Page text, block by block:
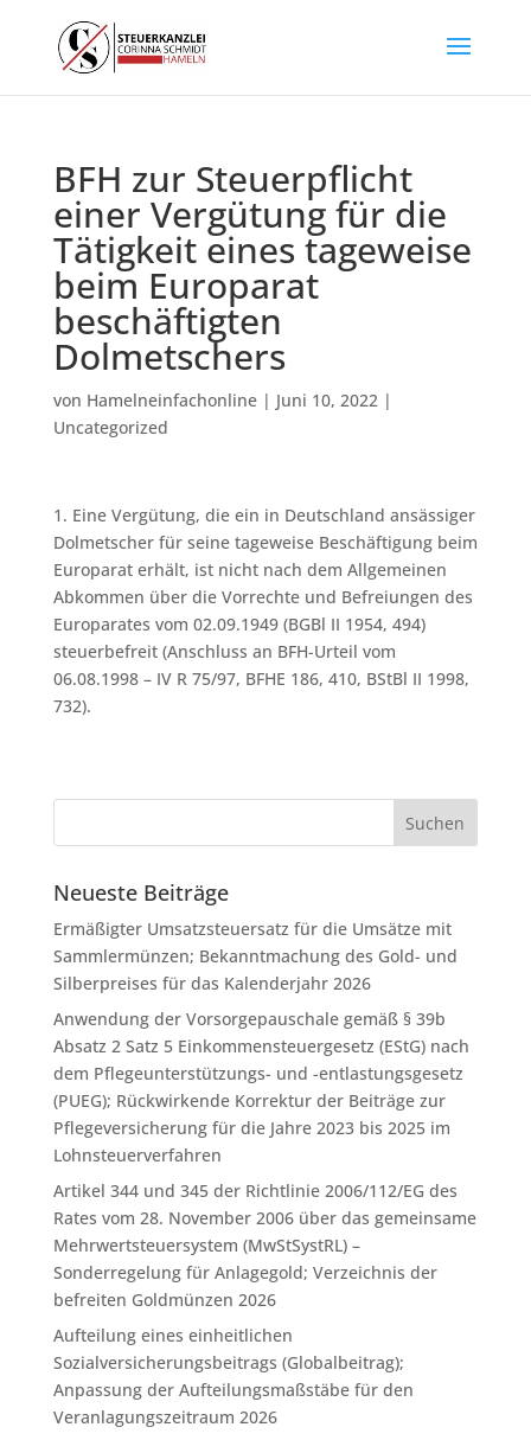
BFH zur Steuerpflicht
einer Vergütung für die
Tätigkeit eines tageweise
beim Europarat
beschäftigten
Dolmetschers
von Hamelneinfachonline| Juni 10, 2022|
Uncategorized
1. Eine Vergütung, die ein in Deutschland ansässiger
Dolmetscher für seine tageweise Beschäftigung beim
Europarat erhält, ist nicht nach dem Allgemeinen
Abkommen über die Vorrechte und Befreiungen des
Europarates vom 02.09.1949 (BGBl II 1954, 494)
steuerbefreit (Anschluss an BFH-Urteil vom
06.08.1998 – IV R 75/97, BFHE 186, 410, BStBl II 1998,
732).
Neueste Beiträge
Ermäßigter Umsatzsteuersatz für die Umsätze mit
Sammlermünzen; Bekanntmachung des Gold- und
Silberpreises für das Kalenderjahr 2026
Anwendung der Vorsorgepauschale gemäß § 39b
Absatz 2 Satz 5 Einkommensteuergesetz (EStG) nach
dem Pflegeunterstützungs- und -entlastungsgesetz
(PUEG); Rückwirkende Korrektur der Beiträge zur
Pflegeversicherung für die Jahre 2023 bis 2025 im
Lohnsteuerverfahren
Artikel 344 und 345 der Richtlinie 2006/112/EG des
Rates vom 28. November 2006 über das gemeinsame
Mehrwertsteuersystem (MwStSystRL) –
Sonderregelung für Anlagegold; Verzeichnis der
befreiten Goldmünzen 2026
Aufteilung eines einheitlichen
Sozialversicherungsbeitrags (Globalbeitrag);
Anpassung der Aufteilungsmaßstäbe für den
Veranlagungszeitraum 2026